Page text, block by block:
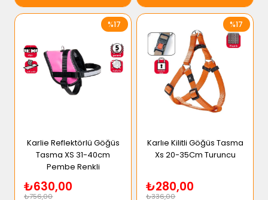
Karlie Reflektörlü Göğüs
Tasma XS 31-40cm
Pembe Renkli
₺630,00
₺756,00
%17
Karlıe Kilitli Göğüs Tasma
Xs 20-35Cm Turuncu
₺280,00
₺336,00
%17